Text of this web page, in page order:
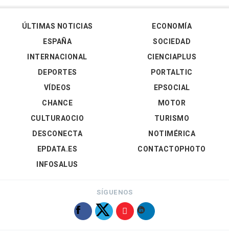
ÚLTIMAS NOTICIAS
ESPAÑA
INTERNACIONAL
DEPORTES
VÍDEOS
ECONOMÍA
SOCIEDAD
CIENCIAPLUS
PORTALTIC
EPSOCIAL
CHANCE
CULTURAOCIO
DESCONECTA
EPDATA.ES
INFOSALUS
MOTOR
TURISMO
NOTIMÉRICA
CONTACTOPHOTO
SÍGUENOS